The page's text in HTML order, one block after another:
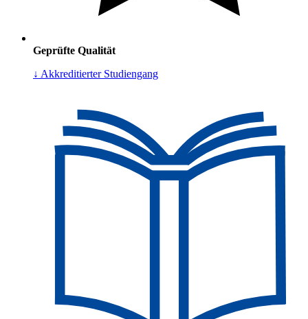
Geprüfte Qualität
↓ Akkreditierter Studiengang